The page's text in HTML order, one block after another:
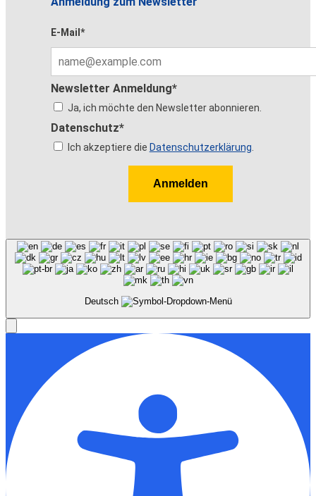
E-Mail*
Newsletter Anmeldung*
Ja, ich möchte den Newsletter abonnieren.
Datenschutz*
Ich akzeptiere die Datenschutzerklärung
Anmelden
Deutsch